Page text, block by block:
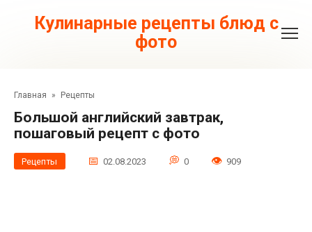
контентуКулинарные рецепты блюд с
фото
Главная » Рецепты
Большой английский завтрак,
пошаговый рецепт с фото
Рецепты 02.08.2023 0 909